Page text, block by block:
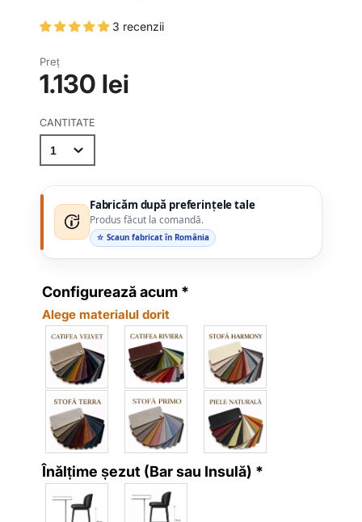
3 recenzii
Preț
1.130 lei
CANTITATE
Fabricăm după preferințele tale
Produs făcut la comandă.
☆ Scaun fabricat în România
Configurează acum *
Alege materialul dorit
Înălțime șezut (Bar sau Insulă) *